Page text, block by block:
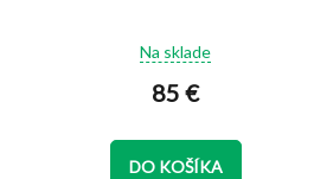
Priemerné
hodnotenie
produktu
5,0
z
Na sklade
85 €
DO KOŠÍKA